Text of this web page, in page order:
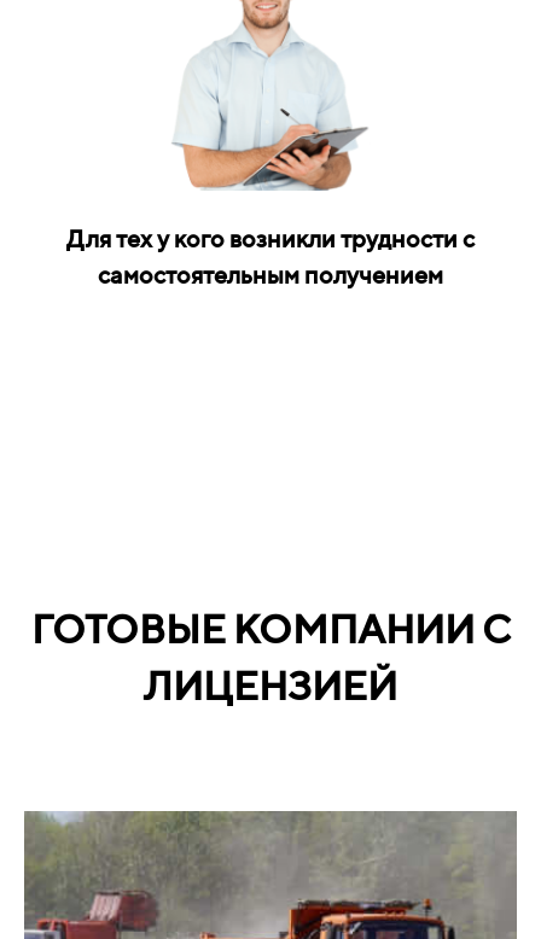
Для тех у кого возникли трудности с
самостоятельным получением
ГОТОВЫЕ КОМПАНИИ С
ЛИЦЕНЗИЕЙ